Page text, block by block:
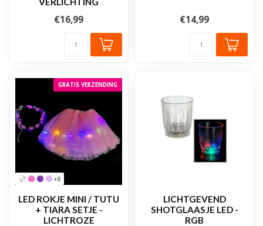
€16,99 €14,99
GRATIS VERZENDING
+8
LED ROKJE MINI / TUTU
+ TIARA SETJE -
LICHTROZE
LICHTGEVEND
SHOTGLAASJE LED -
RGB